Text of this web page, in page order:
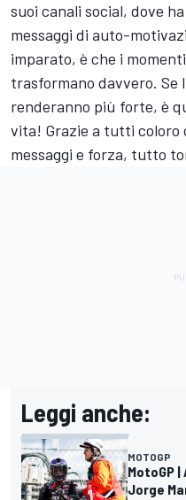
suoi canali social, dove
messaggi di auto-
imparato, è che i
trasformano davvero.
renderanno più forte, è
vita! Grazie a tutti coloro
messaggi e forza, tutto
Leggi anche:
MOTOGP
MotoGP
Jorge